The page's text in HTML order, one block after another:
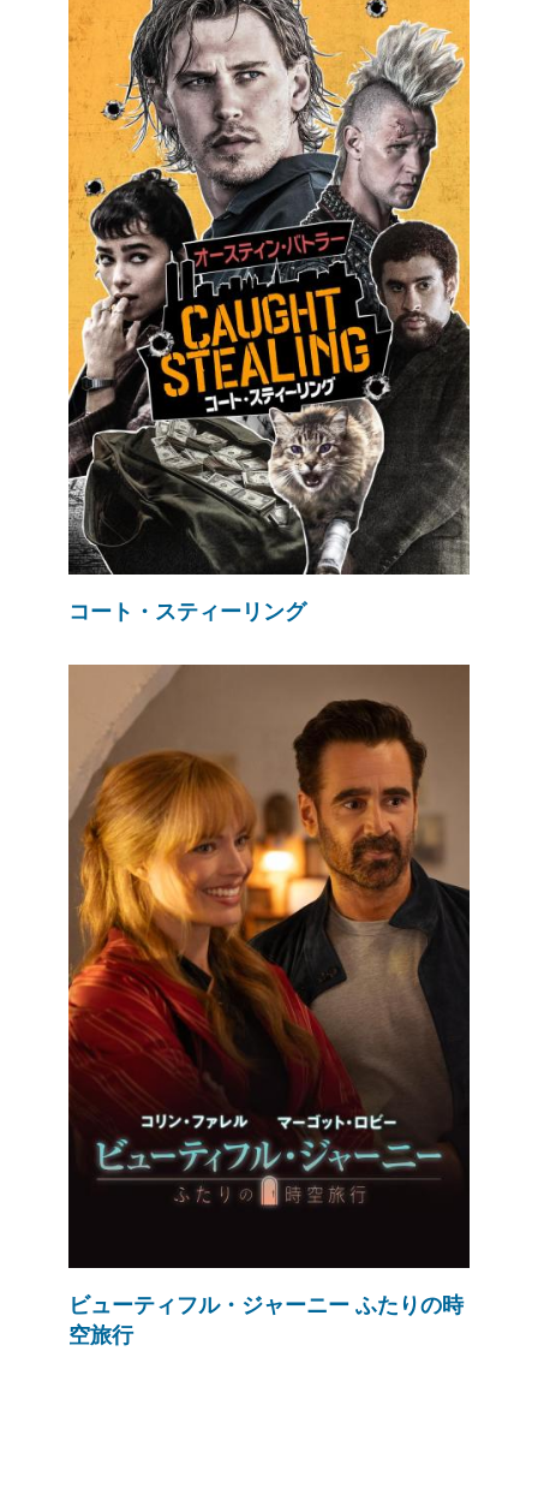
コート・スティーリング
ビューティフル・ジャーニー ふたりの時
空旅行